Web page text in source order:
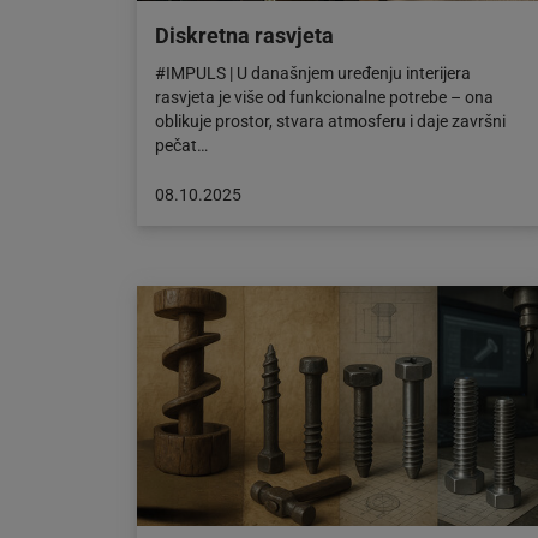
Diskretna rasvjeta
#IMPULS | U današnjem uređenju interijera
rasvjeta je više od funkcionalne potrebe – ona
oblikuje prostor, stvara atmosferu i daje završni
pečat…
Objava
08.10.2025